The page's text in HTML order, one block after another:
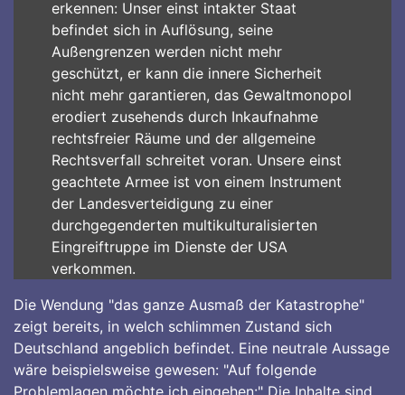
erkennen: Unser einst intakter Staat
befindet sich in Auflösung, seine
Außengrenzen werden nicht mehr
geschützt, er kann die innere Sicherheit
nicht mehr garantieren, das Gewaltmonopol
erodiert zusehends durch Inkaufnahme
rechtsfreier Räume und der allgemeine
Rechtsverfall schreitet voran. Unsere einst
geachtete Armee ist von einem Instrument
der Landesverteidigung zu einer
durchgegenderten multikulturalisierten
Eingreiftruppe im Dienste der USA
verkommen.
Die Wendung "das ganze Ausmaß der Katastrophe"
zeigt bereits, in welch schlimmen Zustand sich
Deutschland angeblich befindet. Eine neutrale Aussage
wäre beispielsweise gewesen: "Auf folgende
Problemlagen möchte ich eingehen:" Die Inhalte sind